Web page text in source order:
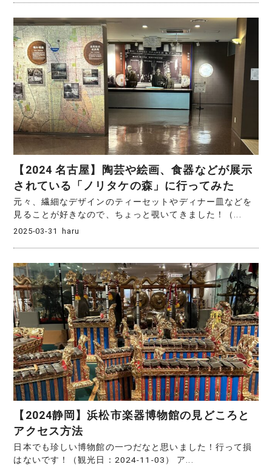
【2024 名古屋】陶芸や絵画、食器などが展示
されている「ノリタケの森」に行ってみた
元々、繊細なデザインのティーセットやディナー皿などを
見ることが好きなので、ちょっと覗いてきました！（...
2025-03-31 haru
【2024静岡】浜松市楽器博物館の見どころと
アクセス方法
日本でも珍しい博物館の一つだなと思いました！行って損
はないです！（観光日：2024-11-03） ア...